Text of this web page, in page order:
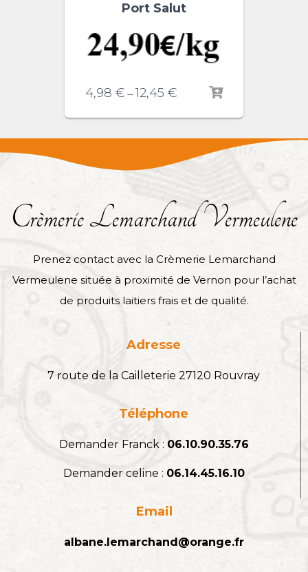
Port Salut
4,98 € –12,45 €
Crèmerie Lemarchand Vermeulene
Prenez contact avec la Crèmerie Lemarchand
Vermeulene située à proximité de Vernon pour l’achat
de produits laitiers frais et de qualité.
Adresse
7 route de la Cailleterie 27120 Rouvray
Téléphone
Demander Franck : 06.10.90.35.76
Demander celine : 06.14.45.16.10
Email
albane.lemarchand@orange.fr